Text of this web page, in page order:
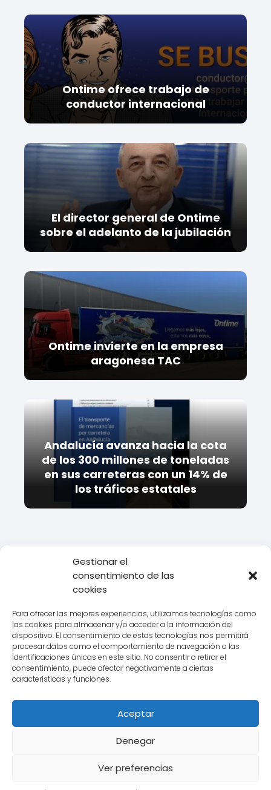
Gestionar el
consentimiento de las
cookies
Para ofrecer las mejores experiencias, utilizamos tecnologías como
las cookies para almacenar y/o acceder a la información del
dispositivo. El consentimiento de estas tecnologías nos permitirá
procesar datos como el comportamiento de navegación o las
identificaciones únicas en este sitio. No consentir o retirar el
consentimiento, puede afectar negativamente a ciertas
características y funciones.
Aceptar
Denegar
Ver preferencias
Ontime ofrece trabajo de
conductor internacional
El director general de Ontime
sobre el adelanto de la jubilación
Ontime invierte en la empresa
aragonesa TAC
Andalucía avanza hacia la cota
de los 300 millones de toneladas
en sus carreteras con un 14% de
los tráficos estatales
Logística
STILL: La empresa líder en
soluciones de transporte y logística que necesitas conocer.
Aviso legal
Política de Cookies
Política de Privacidad
Contacto